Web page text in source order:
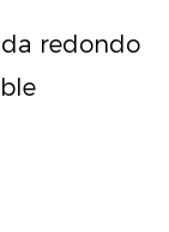
redondo